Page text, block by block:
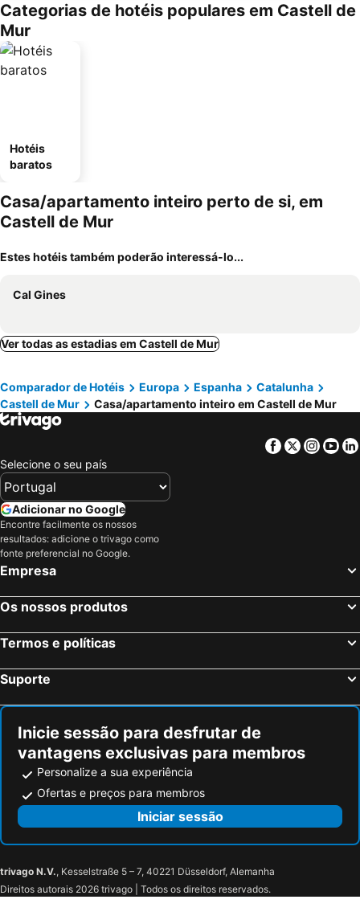
Categorias de hotéis populares em Castell de
Mur
Hotéis
baratos
Casa/apartamento inteiro perto de si, em
Castell de Mur
Estes hotéis também poderão interessá-lo...
Cal Gines
Ver todas as estadias em Castell de Mur
Comparador de Hotéis Europa Espanha
Catalunha
Castell de Mur
Casa/apartamento inteiro em Castell de Mur
Facebook
Twitter
Selecione o seu país
Adicionar no Google
Encontre facilmente os nossos
resultados: adicione o trivago como
fonte preferencial no Google.
Empresa
Os nossos produtos
Termos e políticas
Suporte
Inicie sessão para desfrutar de
vantagens exclusivas para membros
Personalize a sua experiência
Ofertas e preços para membros
Iniciar sessão
trivago N.V., Kesselstraße 5 – 7, 40221 Düsseldorf, Alemanha
Direitos autorais 2026 trivago | Todos os direitos reservados.